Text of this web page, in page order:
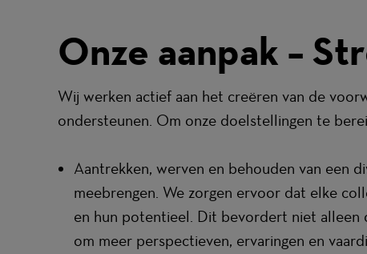
Onze aanpak –
Wij werken actief aan het creëren van de
ondersteunen. Om onze doelstellingen te
Aantrekken, werven en behouden van een
meebrengen. We zorgen ervoor dat elke
en hun potentieel. Dit bevordert niet alleen
om meer perspectieven, ervaringen en